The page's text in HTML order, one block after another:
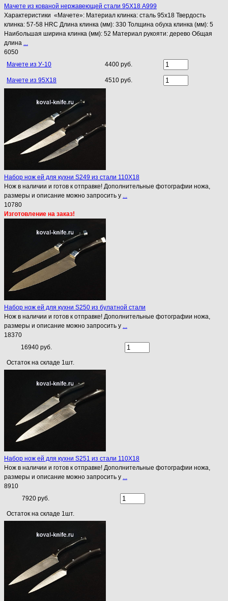
Мачете из кованой нержавеющей стали 95Х18 A999
Характеристики «Мачете»: Материал клинка: сталь 95х18 Твердость
клинка: 57-58 HRC Длина клинка (мм): 330 Толщина обуха клинка (мм): 5
Наибольшая ширина клинка (мм): 52 Материал рукояти: дерево Общая
длина ...
6050
Мачете из У-10
4400 руб.
Мачете из 95Х18 4510 руб.
Набор нож ей для кухни S249 из стали 110Х18
Нож в наличии и готов к отправке! Дополнительные фотографии ножа,
размеры и описание можно запросить у ...
10780
Изготовление на заказ!
Набор нож ей для кухни S250 из булатной стали
Нож в наличии и готов к отправке! Дополнительные фотографии ножа,
размеры и описание можно запросить у ...
18370
16940 руб.
Остаток на складе 1шт.
Набор нож ей для кухни S251 из стали 110Х18
Нож в наличии и готов к отправке! Дополнительные фотографии ножа,
размеры и описание можно запросить у ...
8910
7920 руб.
Остаток на складе 1шт.